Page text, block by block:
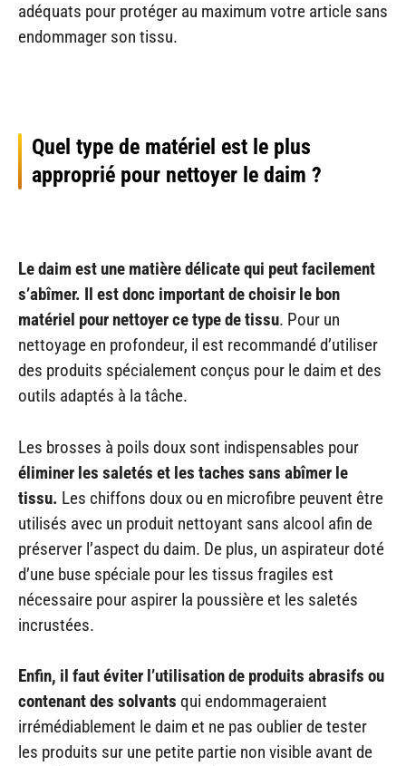
adéquats pour protéger au maximum votre article sans
endommager son tissu.
Quel type de matériel est le plus
approprié pour nettoyer le daim ?
Le daim est une matière délicate qui peut facilement
s’abîmer. Il est donc important de choisir le bon
matériel pour nettoyer ce type de tissu. Pour un
nettoyage en profondeur, il est recommandé d’utiliser
des produits spécialement conçus pour le daim et des
outils adaptés à la tâche.
Les brosses à poils doux sont indispensables pour
éliminer les saletés et les taches sans abîmer le
tissu. Les chiffons doux ou en microfibre peuvent être
utilisés avec un produit nettoyant sans alcool afin de
préserver l’aspect du daim. De plus, un aspirateur doté
d’une buse spéciale pour les tissus fragiles est
nécessaire pour aspirer la poussière et les saletés
incrustées.
Enfin, il faut éviter l’utilisation de produits abrasifs ou
contenant des solvants qui endommageraient
irrémédiablement le daim et ne pas oublier de tester
les produits sur une petite partie non visible avant de